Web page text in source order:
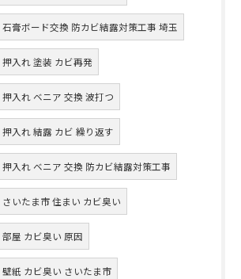
石膏ボード交換 防カビ結露対策工事 埼玉
押入れ 塗装 カビ再発
押入れ ベニア 交換 波打つ
押入れ 結露 カビ 繰り返す
押入れ ベニア 交換 防カビ結露対策工事
さいたま市 住まい カビ臭い
部屋 カビ臭い 原因
壁紙 カビ臭い さいたま市